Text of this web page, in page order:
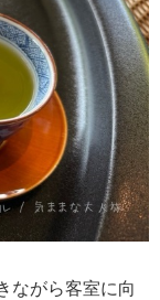
ながら客室に向